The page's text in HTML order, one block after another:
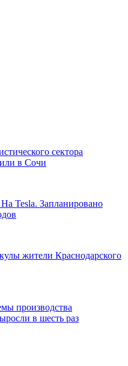
сектора
в Сочи
Tesla. Запланировано
жители Краснодарского
производства
в шесть раз